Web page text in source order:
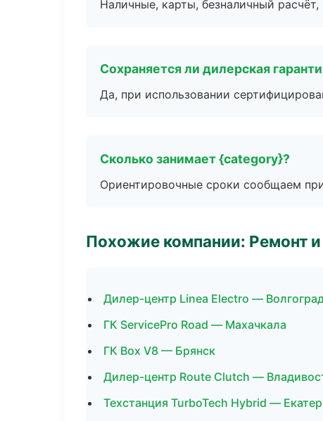
Наличные, карты, безналичный
Сохраняется ли дилерская
Да, при использовании
Сколько занимает {category}?
Ориентировочные сроки сообщаем
Похожие компании: Ремонт
Дилер-центр Linea Electro —
ГК ServicePro Road — Махачкала
ГК Box V8 — Брянск
Дилер-центр Route Clutch —
Техстанция TurboTech Hybrid —